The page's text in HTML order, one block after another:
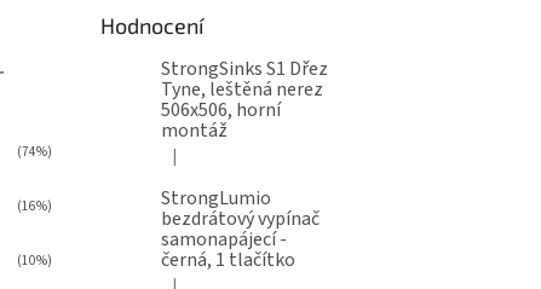
(74%)
(16%)
(10%)
Hodnocení
StrongSinks S1 Dřez
Tyne, leštěná nerez
506x506, horní
montáž
Hodnocení produktu je 5 z 5 hvězdiček.
|
StrongLumio
bezdrátový vypínač
samonapájecí -
černá, 1 tlačítko